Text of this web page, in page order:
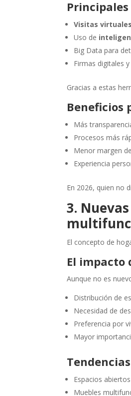
Visitas
Uso de
Big Data para
Firmas digitales
Gracias a estas
Beneficios
Más
Procesos más
Menor margen
Experiencia
En 2026, quien no
3.
El concepto de
El impacto
Aunque no es
Distribución de
Necesidad de
Preferencia por
Mayor
Espacios
Muebles